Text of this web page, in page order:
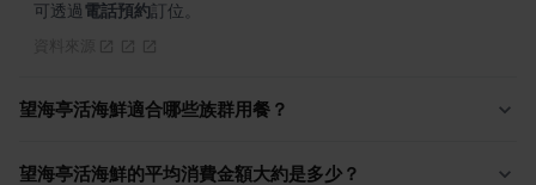
可透過電話預約訂位。
望海亭活海鮮適合哪些族群用餐？
望海亭活海鮮的平均消費金額大約是多少？